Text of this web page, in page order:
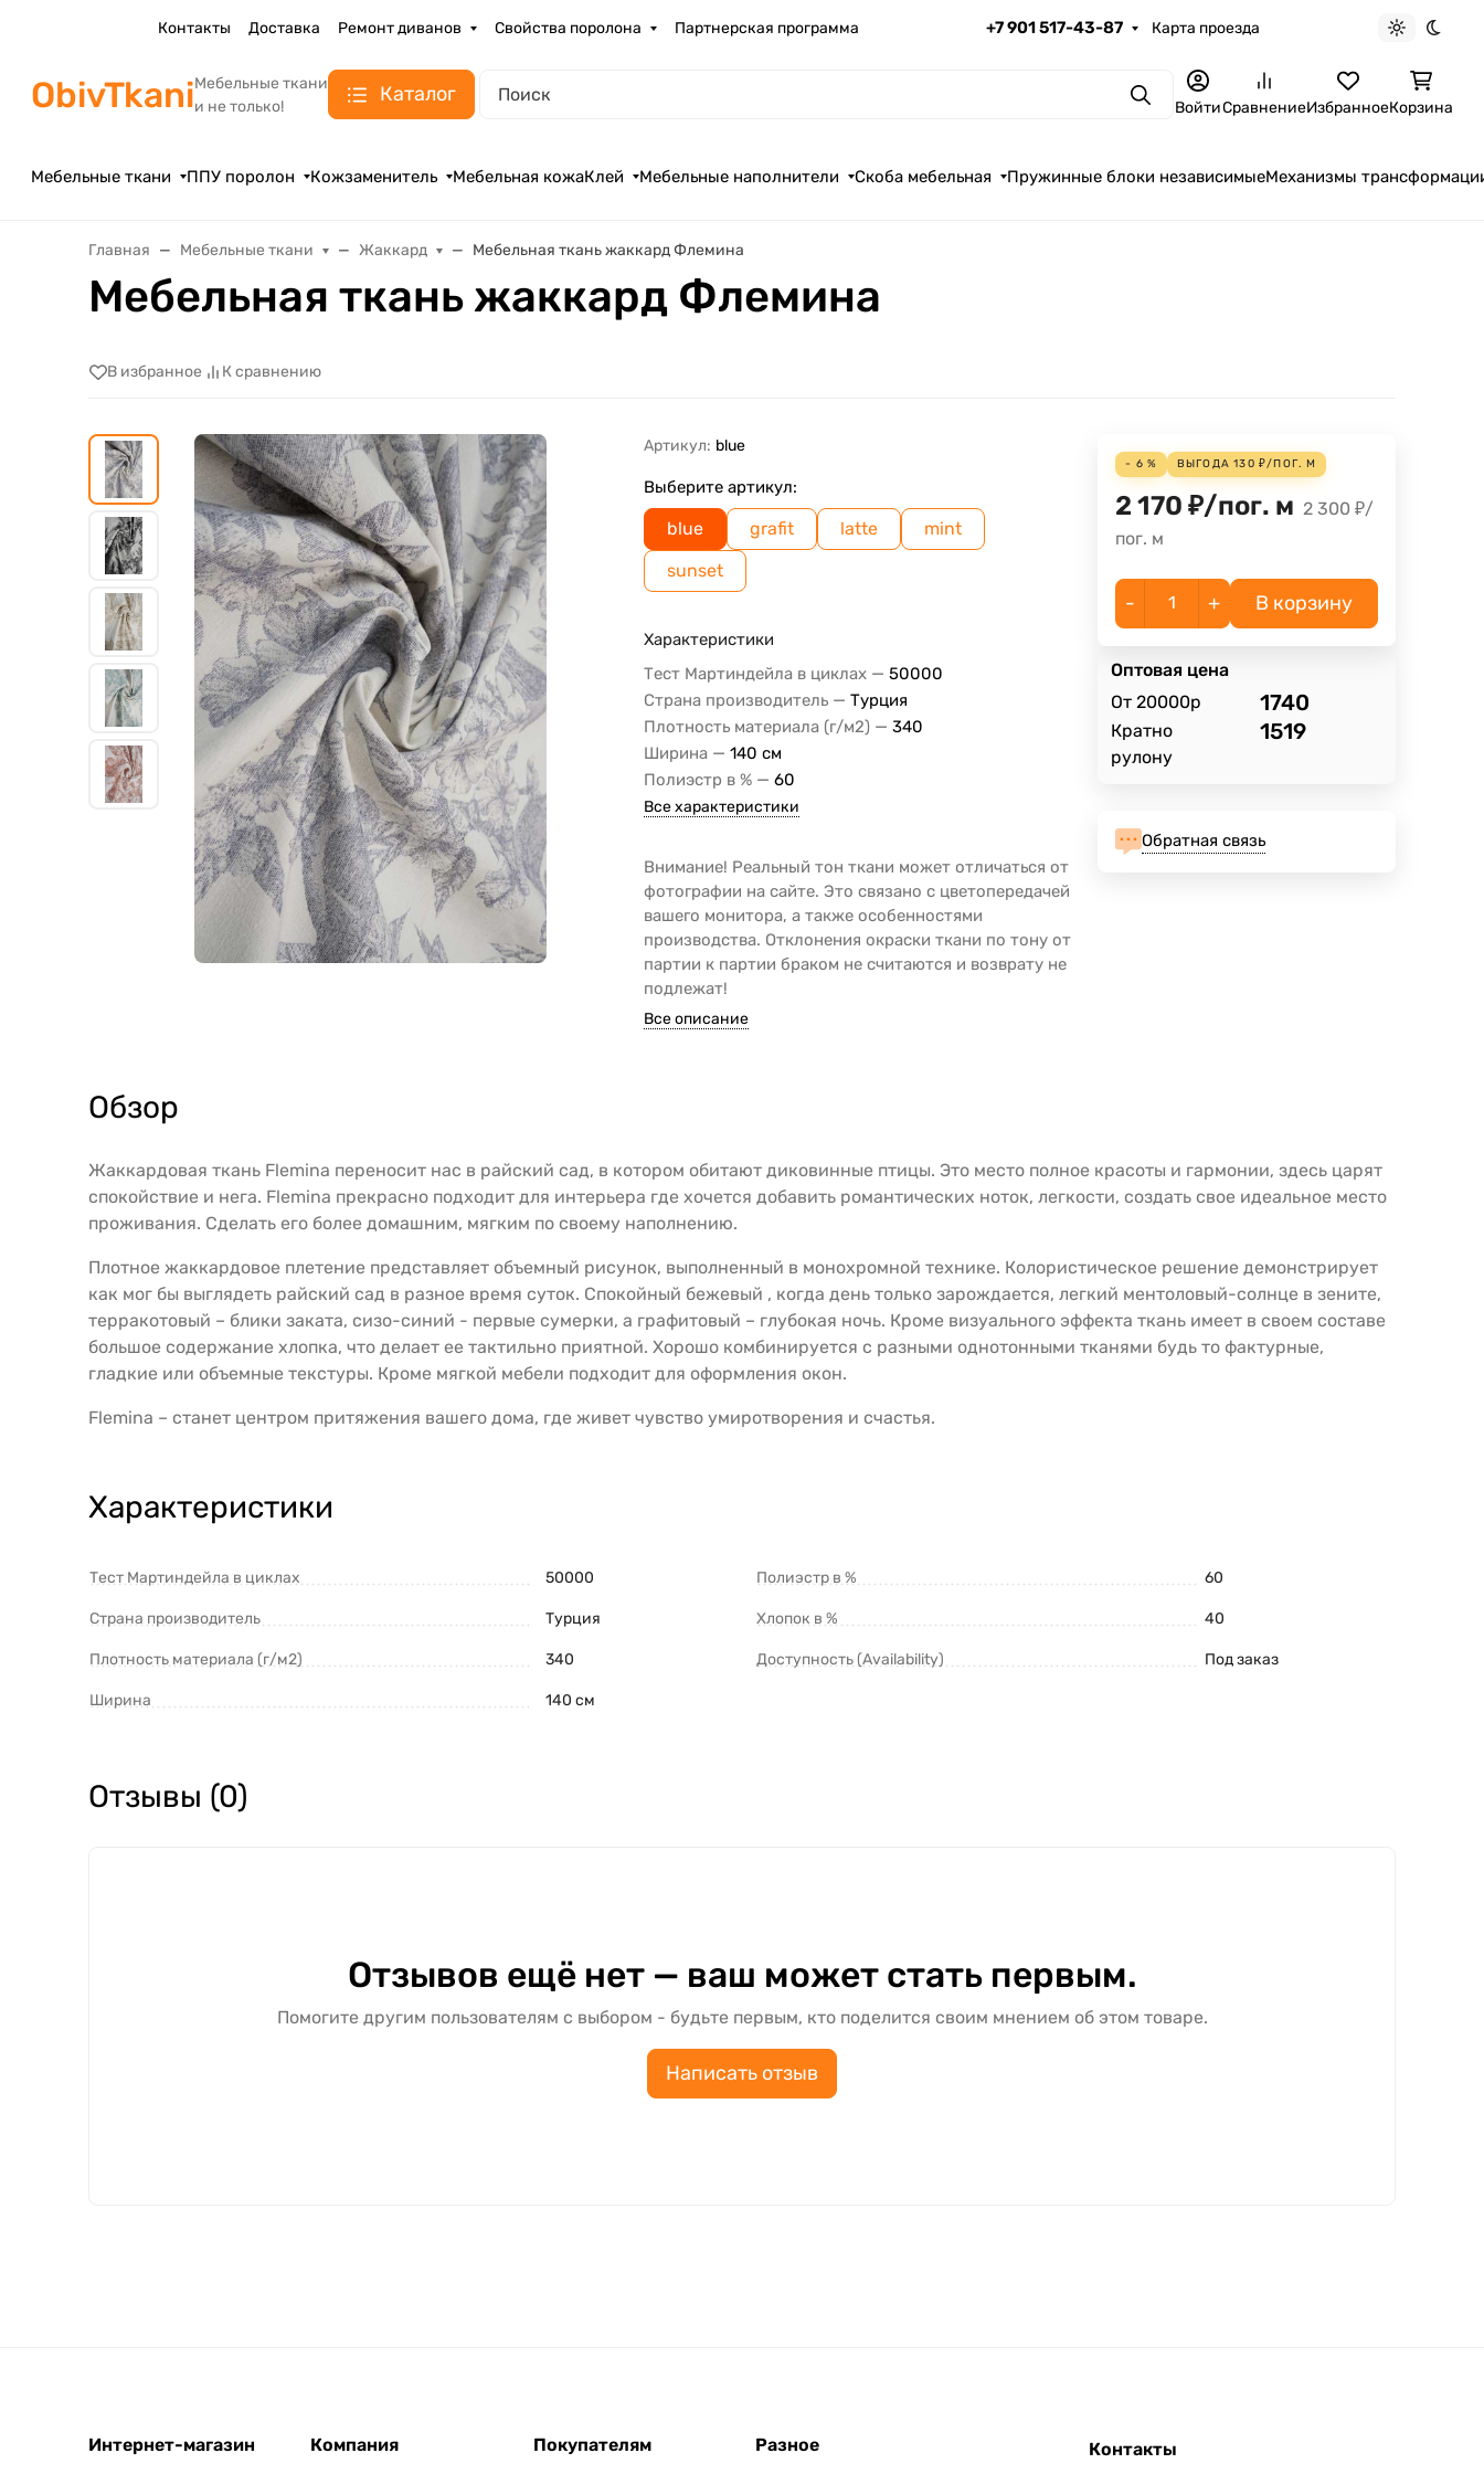
Контакты Доставка Ремонт диванов Свойства поролона Партнерская программа +7 901 517-43-87 Карта проезда
Светлая
ObivTkaniМебельные ткани
и не только!
Каталог ПоискВойтиСравнениеИзбранноеКорзина
Мебельные ткани ППУ поролон Кожзаменитель Мебельная кожаКлей Мебельные наполнители Скоба мебельная Пружинные блоки независимыеМеханизмы
Главная Мебельные ткани Жаккард Мебельная ткань жаккард Флемина
Мебельная ткань жаккард Флемина
В избранное К сравнению
Артикул: blue
Выберите артикул:
blue grafit latte
mint
sunset
Характеристики
Тест Мартиндейла в циклах — 50000
Страна производитель — Турция
Плотность материала (г/м2) — 340
Ширина — 140 см
Полиэстр в % — 60
Все характеристики
Внимание! Реальный тон ткани может отличаться от
фотографии на сайте. Это связано с цветопередачей
вашего монитора, а также особенностями
производства. Отклонения окраски ткани по тону от
партии к партии браком не считаются и возврату не
подлежат!
Все описание
- 6 % ВЫГОДА130 ₽/ПОГ. М
2 170 ₽/пог. м 2 300 ₽/
пог. м
- + В корзину
Оптовая цена
От 20000р
1740
Кратно
рулону
1519
Обратная связь
Обзор
Жаккардовая ткань Flemina переносит нас в райский сад, в котором обитают диковинные птицы. Это место полное красоты и гармонии, здесь царят
спокойствие и нега. Flemina прекрасно подходит для интерьера где хочется добавить романтических ноток, легкости, создать свое идеальное место
проживания. Сделать его более домашним, мягким по своему наполнению.
Плотное жаккардовое плетение представляет объемный рисунок, выполненный в монохромной технике. Колористическое решение демонстрирует
как мог бы выглядеть райский сад в разное время суток. Спокойный бежевый , когда день только зарождается, легкий ментоловый-солнце в зените,
терракотовый – блики заката, сизо-синий - первые сумерки, а графитовый – глубокая ночь. Кроме визуального эффекта ткань имеет в своем составе
большое содержание хлопка, что делает ее тактильно приятной. Хорошо комбинируется с разными однотонными тканями будь то фактурные,
гладкие или объемные текстуры. Кроме мягкой мебели подходит для оформления окон.
Flemina – станет центром притяжения вашего дома, где живет чувство умиротворения и счастья.
Характеристики
Тест Мартиндейла в циклах 50000
Страна производитель Турция
Плотность материала (г/м2) 340
Ширина 140 см
Полиэстр в % 60
Хлопок в % 40
Доступность (Availability) Под заказ
Отзывы (0)
Отзывов ещё нет — ваш может стать первым.
Помогите другим пользователям с выбором - будьте первым, кто поделится своим мнением об этом товаре.
Написать отзыв
Интернет-магазин Компания Покупателям Разное Контакты